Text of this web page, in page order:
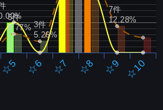
☆5 ☆6 ☆7 ☆8 ☆9 ☆10
5件
8.77% 3件
5.26%
7件
12.28%